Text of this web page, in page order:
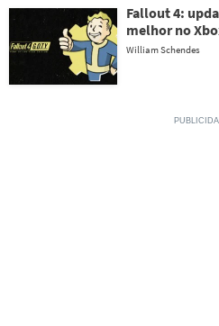
Fallout 4:
melhor no
William Schendes